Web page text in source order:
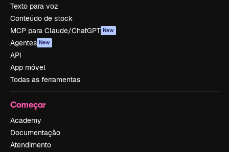
Texto para voz
Conteúdo de stock
MCP para Claude/ChatGPT New
Agentes New
API
App móvel
Todas as ferramentas
Começar
Academy
Documentação
Atendimento